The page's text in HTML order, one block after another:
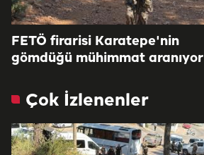
FETÖ firarisi Karatepe'nin
gömdüğü mühimmat aranıyor
Çok İzlenenler